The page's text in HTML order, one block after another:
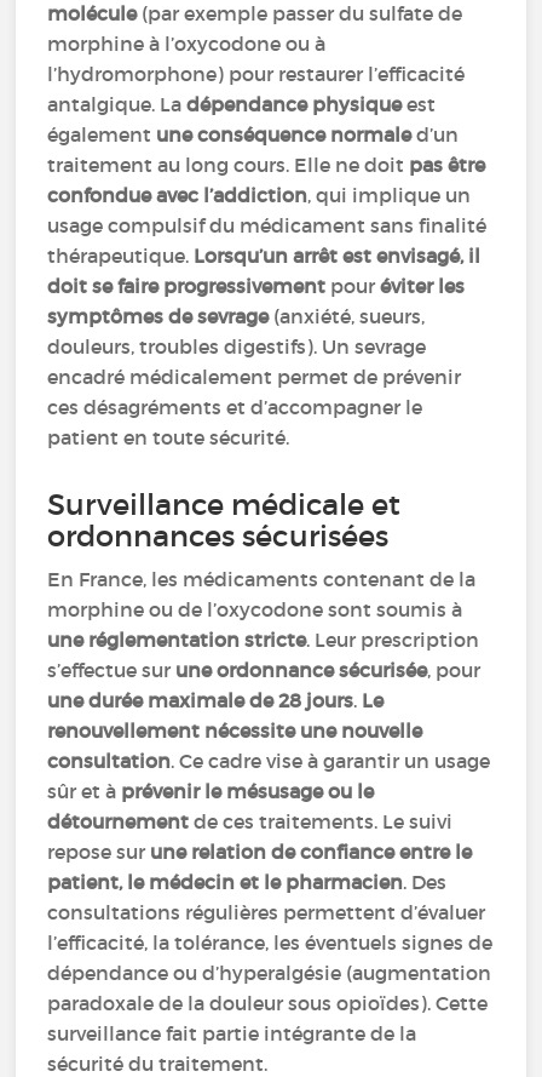
molécule(par exemple passer du sulfate de
morphine à l’oxycodone ou à
l’hydromorphone) pour restaurer l’efficacité
antalgique. Ladépendance physiqueest
également une conséquence normaled’un
traitement au long cours. Elle ne doit pas être
confondue avec l’addiction, qui implique un
usage compulsif du médicament sans finalité
thérapeutique. Lorsqu’un arrêt est envisagé, il
doit se faire progressivement pouréviter les
symptômes de sevrage(anxiété, sueurs,
douleurs, troubles digestifs). Un sevrage
encadré médicalement permet de prévenir
ces désagréments et d’accompagner le
patient en toute sécurité.
Surveillance médicale et
ordonnances sécurisées
En France, les médicaments contenant de la
morphine ou de l’oxycodone sont soumis à
une réglementation stricte. Leur prescription
s’effectue sur une ordonnance sécurisée, pour
une durée maximale de 28 jours. Le
renouvellement nécessite une nouvelle
consultation. Ce cadre vise à garantir un usage
sûr et à prévenir le mésusage ou le
détournement de ces traitements. Le suivi
repose sur une relation de confiance entre le
patient, le médecin et le pharmacien. Des
consultations régulières permettent d’évaluer
l’efficacité, la tolérance, les éventuels signes de
dépendance ou d’hyperalgésie (augmentation
paradoxale de la douleur sous opioïdes). Cette
surveillance fait partie intégrante de la
sécurité du traitement.